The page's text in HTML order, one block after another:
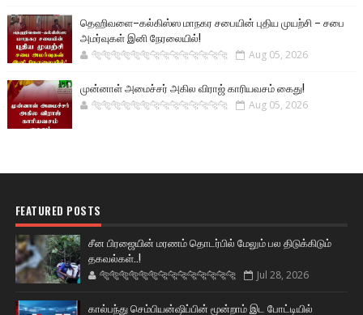
தெஹிவளை–கல்கிஸ்ஸ மாநகர சபையின் புதிய முயற்சி – சபை
அமர்வுகள் இனி நேரலையில்!
🐅🐅🐅🐅🐅🐅🐆🐆🐆🐆🐆🐆🐆🐆 Aug 05, 2026
முன்னாள் அமைச்சர் அகில விராஜ் காரியவசம் கைது!
🐅🐅🐅🐅🐅🐅🐆🐆🐆🐆🐆🐆🐆🐆 Aug 05, 2026
FEATURED POSTS
சீன பிரஜையின் மரணம் தொடர்பில் மேலும் பல திடுக்கிடும்
தகவல்கள்..!
🐅🐅🐅🐅🐅🐅🐆🐆🐆🐆🐆🐆🐆🐆 Jul 28, 2026
கால்பந்து செம்பியன்ஷிப்பின் மூன்றாம் இட போட்டியில்